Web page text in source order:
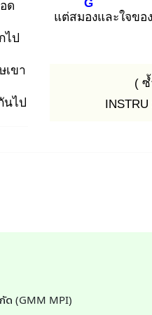
ด
ไป
เขา
นไป
แต่สมอง
G
และใจขอ
(
INSTRU
ด (GMM MPI)